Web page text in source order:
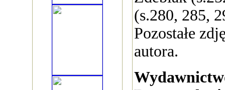
(s.280, 285,
Pozostałe
autora.